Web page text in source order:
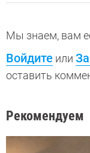
Мы знаем, вам
Войдите или
оставить
Рекомендуем